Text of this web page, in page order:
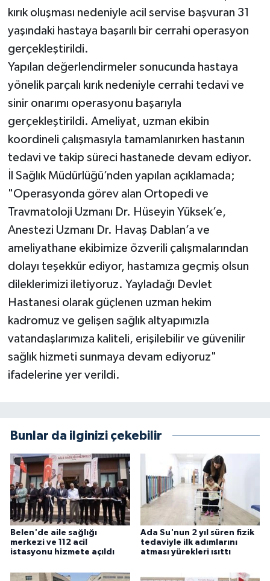
kırık oluşması nedeniyle acil servise başvuran 31
yaşındaki hastaya başarılı bir cerrahi operasyon
gerçekleştirildi.
Yapılan değerlendirmeler sonucunda hastaya
yönelik parçalı kırık nedeniyle cerrahi tedavi ve
sinir onarımı operasyonu başarıyla
gerçekleştirildi. Ameliyat, uzman ekibin
koordineli çalışmasıyla tamamlanırken hastanın
tedavi ve takip süreci hastanede devam ediyor.
İl Sağlık Müdürlüğü’nden yapılan açıklamada;
"Operasyonda görev alan Ortopedi ve
Travmatoloji Uzmanı Dr. Hüseyin Yüksek’e,
Anestezi Uzmanı Dr. Havaş Dablan’a ve
ameliyathane ekibimize özverili çalışmalarından
dolayı teşekkür ediyor, hastamıza geçmiş olsun
dileklerimizi iletiyoruz. Yayladağı Devlet
Hastanesi olarak güçlenen uzman hekim
kadromuz ve gelişen sağlık altyapımızla
vatandaşlarımıza kaliteli, erişilebilir ve güvenilir
sağlık hizmeti sunmaya devam ediyoruz"
ifadelerine yer verildi.
Bunlar da ilginizi çekebilir
Belen'de aile sağlığı
merkezi ve 112 acil
istasyonu hizmete açıldı
Ada Su'nun 2 yıl süren fizik
tedaviyle ilk adımlarını
atması yürekleri ısıttı